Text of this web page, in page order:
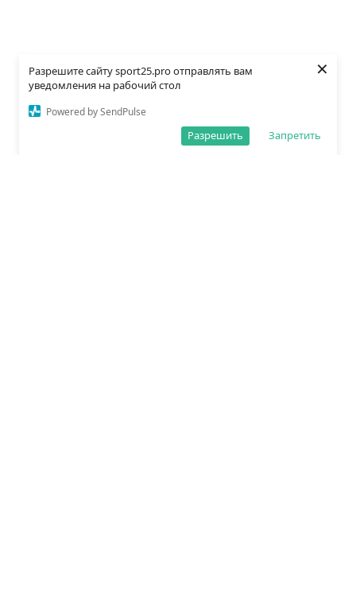
Разрешите сайту sport25.pro отправлять вам
уведомления на рабочий стол
Powered by SendPulse
Запретить
Разрешить
×